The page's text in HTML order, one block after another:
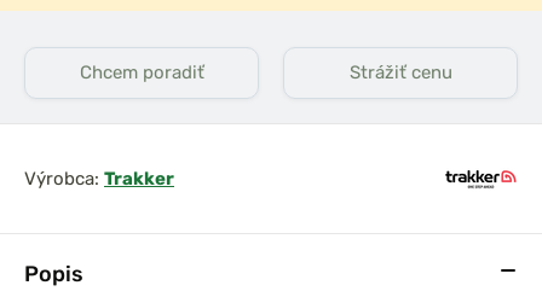
Popis
Chcem poradiť Strážiť cenu
Výrobca: Trakker